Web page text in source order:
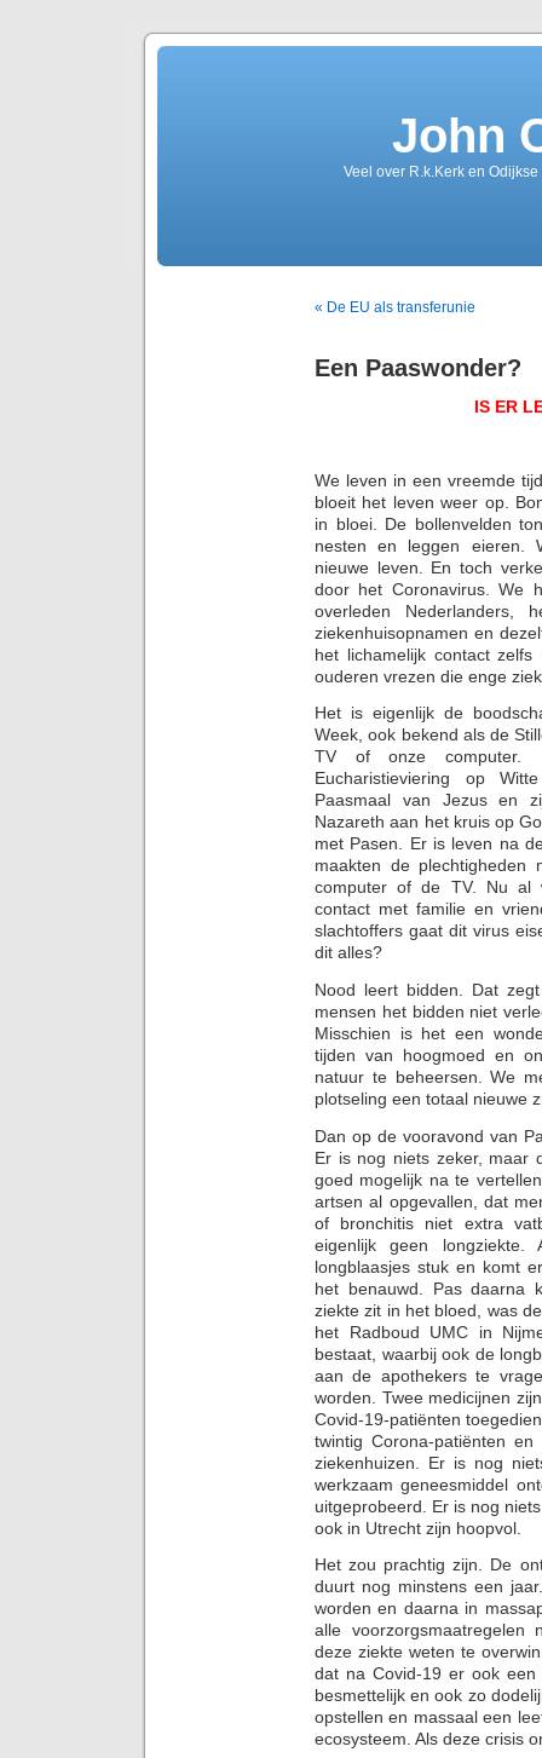
John
Veel over R.k.Kerk en
« De EU als transferunie
Een Paaswonder?
IS ER
We leven in een vreemde
bloeit het leven weer op.
in bloei. De bollenvelden
nesten en leggen eieren.
nieuwe leven. En toch
door het Coronavirus. We
overleden Nederlanders,
ziekenhuisopnamen en
het lichamelijk contact
ouderen vrezen die enge
Het is eigenlijk de
Week, ook bekend als de
TV of onze computer.
Eucharistieviering op
Paasmaal van Jezus en
Nazareth aan het kruis op
met Pasen. Er is leven na
maakten de
computer of de TV. Nu al
contact met familie en
slachtoffers gaat dit virus
dit alles?
Nood leert bidden. Dat
mensen het bidden niet
Misschien is het een
tijden van hoogmoed en
natuur te beheersen. We
plotseling een totaal nieuwe
Dan op de vooravond van
Er is nog niets zeker, maar
goed mogelijk na te
artsen al opgevallen, dat
of bronchitis niet extra
eigenlijk geen
longblaasjes stuk en komt
het benauwd. Pas daarna
ziekte zit in het bloed, was
het Radboud UMC in
bestaat, waarbij ook de
aan de apothekers te
worden. Twee medicijnen
Covid-19-patiënten
twintig Corona-patiënten
ziekenhuizen. Er is nog
werkzaam geneesmiddel
uitgeprobeerd. Er is nog
ook in Utrecht zijn hoopvol.
Het zou prachtig zijn. De
duurt nog minstens een
worden en daarna in
alle
deze ziekte weten te
dat na Covid-19 er ook
besmettelijk en ook zo
opstellen en massaal een
ecosysteem. Als deze crisis